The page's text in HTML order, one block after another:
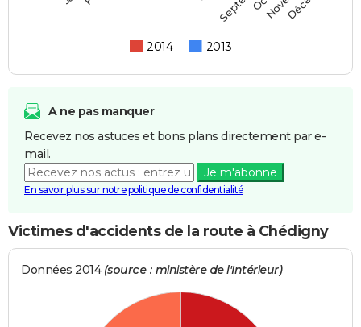
2014 2013
A ne pas manquer
Recevez nos astuces et bons plans directement par e-
mail.
Je m'abonne
En savoir plus sur notre politique de confidentialité
Victimes d'accidents de la route à Chédigny
Données 2014 (source : ministère de l'Intérieur)